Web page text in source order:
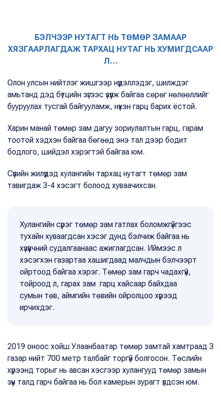
БЭЛЧЭЭР НУТАГТ НЬ ТӨМӨР ЗАМААР
ХЯЗГААРЛАГДАЖ ТАРХАЦ НУТАГ НЬ ХУМИГДСААР
Л…
Олон улсын нийтлэг жишгээр нүүдэллэдэг, шилждэг
амьтанд дэд бүтцийн зүгээс үзүүлж байгаа сөрөг нөлөөллийг
бууруулах тусгай байгууламж, нүхэн гарц барих ёстой.
Харин манай төмөр зам дагуу зориулалтын гарц, гарам
тоотой хэдхэн байгаа бөгөөд энэ тал дээр бодит
бодлого, шийдэл хэрэгтэй байгаа юм.
Сүүлийн жилүүдэд хулангийн тархац нутагт төмөр зам
тавигдаж 3-4 хэсэгт болоод хуваачихсан.
Хулангийн сүрэг төмөр зам гатлах боломжгүйгээс
тухайн хуваагдсан хэсэг дунд бэлчиж байгаа нь
хүзүүвчний судалгаанаас ажиглагдсан. Иймээс л
хэсэгхэн газартаа хашигдаад малчдын бэлчээрт
ойртоод байгаа хэрэг. Төмөр зам гарч чадахгүй,
тойроод л, гарах зам гарц хайсаар байхдаа
сумын төв, аймгийн төвийн ойролцоо хүрээд
ирчихдэг.
2019 оноос хойш Улаанбаатар төмөр замтай хамтраад 3
газар нийт 700 метр талбайг торгүй болгосон. Төслийн
хүрээнд торыг нь авсан хэсгээр хулангууд төмөр замын
зүүн талд гарч байгаа нь бол камерын зурагт үлдсэн юм.